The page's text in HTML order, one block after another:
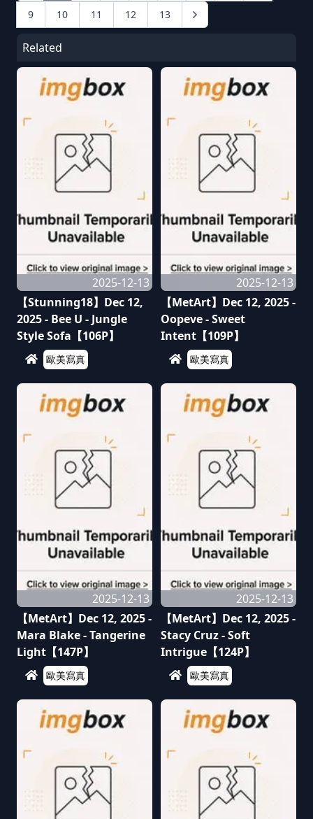
9 10 11 12 13
Related
2025-12-13
【Stunning18】Dec 12,
2025 - Bee U - Jungle
Style Sofa【106P】
歐美寫真
2025-12-13
【MetArt】Dec 12, 2025 -
Oopeve - Sweet
Intent【109P】
歐美寫真
2025-12-13
【MetArt】Dec 12, 2025 -
Mara Blake - Tangerine
Light【147P】
歐美寫真
2025-12-13
【MetArt】Dec 12, 2025 -
Stacy Cruz - Soft
Intrigue【124P】
歐美寫真